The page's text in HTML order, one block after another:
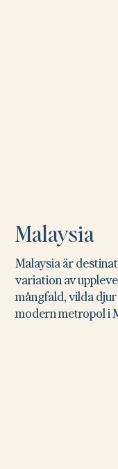
Malaysia
Malaysia är
variation av
mångfald, vilda
modern metropol i